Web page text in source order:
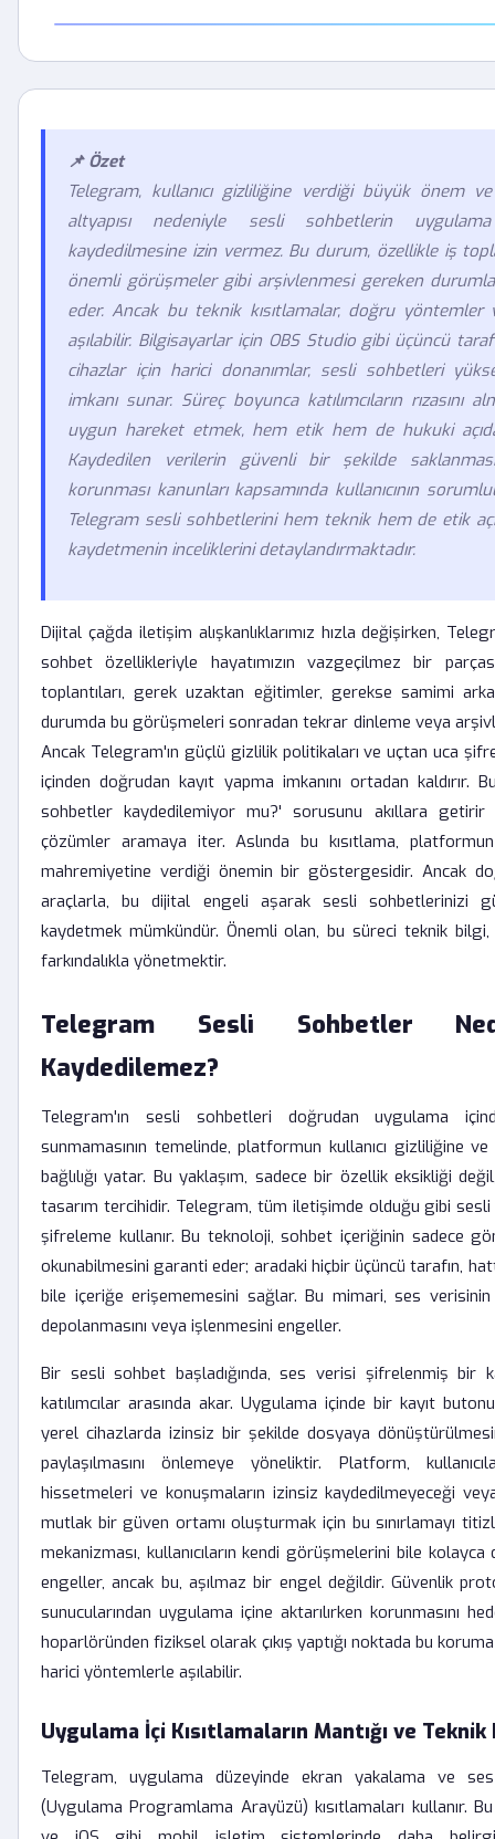
📌 Özet
Telegram, kullanıcı gizliliğine verdiği büyük önem
altyapısı nedeniyle sesli sohbetlerin
kaydedilmesine izin vermez. Bu durum, özellikle iş
önemli görüşmeler gibi arşivlenmesi gereken
eder. Ancak bu teknik kısıtlamalar, doğru yöntemler
aşılabilir. Bilgisayarlar için OBS Studio gibi üçüncü
cihazlar için harici donanımlar, sesli sohbetleri
imkanı sunar. Süreç boyunca katılımcıların rızasını
uygun hareket etmek, hem etik hem de hukuki
Kaydedilen verilerin güvenli bir şekilde
korunması kanunları kapsamında kullanıcının
Telegram sesli sohbetlerini hem teknik hem de etik
kaydetmenin inceliklerini detaylandırmaktadır.
Dijital çağda iletişim alışkanlıklarımız hızla değişirken,
sohbet özellikleriyle hayatımızın vazgeçilmez bir
toplantıları, gerek uzaktan eğitimler, gerekse samimi
durumda bu görüşmeleri sonradan tekrar dinleme veya
Ancak Telegram'ın güçlü gizlilik politikaları ve uçtan uca
içinden doğrudan kayıt yapma imkanını ortadan kaldırır.
sohbetler kaydedilemiyor mu?' sorusunu akıllara getirir
çözümler aramaya iter. Aslında bu kısıtlama,
mahremiyetine verdiği önemin bir göstergesidir. Ancak
araçlarla, bu dijital engeli aşarak sesli sohbetlerinizi
kaydetmek mümkündür. Önemli olan, bu süreci teknik
farkındalıkla yönetmektir.
Telegram Sesli Sohbetler
Kaydedilemez?
Telegram'ın sesli sohbetleri doğrudan uygulama
sunmamasının temelinde, platformun kullanıcı gizliliğine
bağlılığı yatar. Bu yaklaşım, sadece bir özellik eksikliği
tasarım tercihidir. Telegram, tüm iletişimde olduğu gibi
şifreleme kullanır. Bu teknoloji, sohbet içeriğinin sadece
okunabilmesini garanti eder; aradaki hiçbir üçüncü tarafın,
bile içeriğe erişememesini sağlar. Bu mimari, ses verisinin
depolanmasını veya işlenmesini engeller.
Bir sesli sohbet başladığında, ses verisi şifrelenmiş bir
katılımcılar arasında akar. Uygulama içinde bir kayıt
yerel cihazlarda izinsiz bir şekilde dosyaya
paylaşılmasını önlemeye yöneliktir. Platform,
hissetmeleri ve konuşmaların izinsiz kaydedilmeyeceği
mutlak bir güven ortamı oluşturmak için bu sınırlamayı
mekanizması, kullanıcıların kendi görüşmelerini bile
engeller, ancak bu, aşılmaz bir engel değildir. Güvenlik
sunucularından uygulama içine aktarılırken korunmasını
hoparlöründen fiziksel olarak çıkış yaptığı noktada bu
harici yöntemlerle aşılabilir.
Uygulama İçi Kısıtlamaların Mantığı ve Teknik
Telegram, uygulama düzeyinde ekran yakalama ve ses
(Uygulama Programlama Arayüzü) kısıtlamaları kullanır.